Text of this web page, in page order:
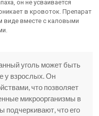
он не усваивается
в кровоток. Препарат
виде вместе с каловыми
уголь может быть
у взрослых. Он
что позволяет
микроорганизмы в
подчеркивают, что его